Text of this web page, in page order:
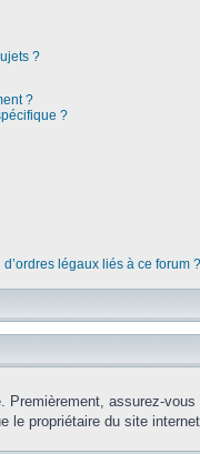
?
?
?
légaux liés à ce forum ?
Premièrement, assurez-
propriétaire du site